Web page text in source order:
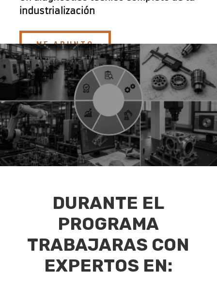
industrialización
ME APUNTO
DURANTE EL
PROGRAMA
TRABAJARAS CON
EXPERTOS EN: